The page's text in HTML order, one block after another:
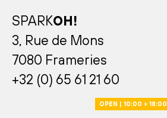
SPARKOH!
3, Rue de Mons
7080 Frameries
+32 (0) 65 61 21 60
OPEN | 10:00 > 18:00